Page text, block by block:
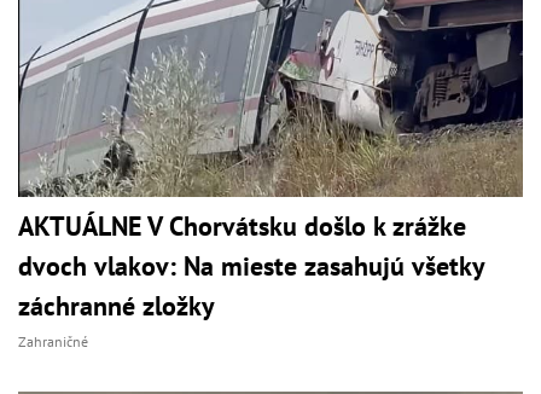
AKTUÁLNE V Chorvátsku došlo k zrážke
dvoch vlakov: Na mieste zasahujú všetky
záchranné zložky
Zahraničné